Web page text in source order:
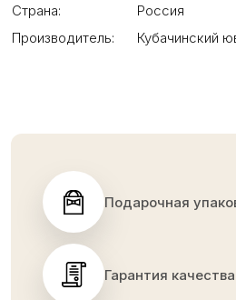
Страна:
Россия
Производитель:
Кубачинский
Подарочная
Гарантия качества